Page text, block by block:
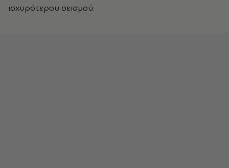
ισχυρότερου σεισμού.